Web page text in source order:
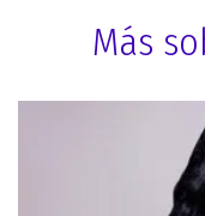
Más